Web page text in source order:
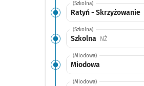
(Szkolna)
Ratyń - Skrzyżowanie
(Szkolna)
Szkolna NŻPrzystanek
(Miodowa)
Miodowa
(Miodowa)